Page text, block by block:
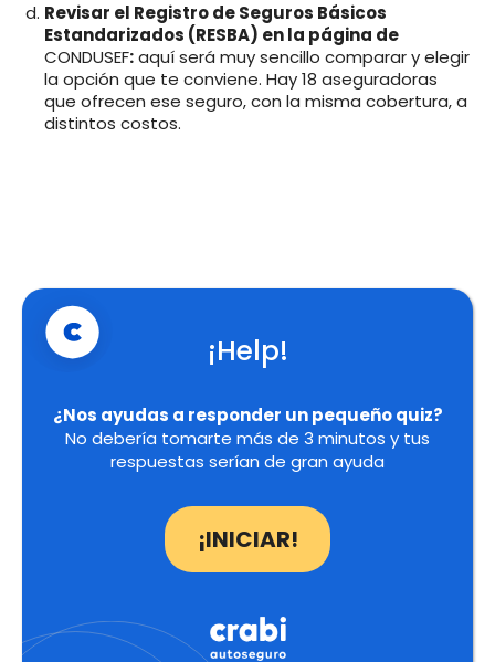
Revisar el Registro de Seguros Básicos
Estandarizados (RESBA) en la página de
CONDUSEF:aquí será muy sencillo comparar y elegir
la opción que te conviene. Hay 18 aseguradoras
que ofrecen ese seguro, con la misma cobertura, a
distintos costos.
¡Help!
¿Nos ayudas a responder un pequeño quiz?
No debería tomarte más de 3 minutos y tus
respuestas serían de gran ayuda
¡INICIAR!